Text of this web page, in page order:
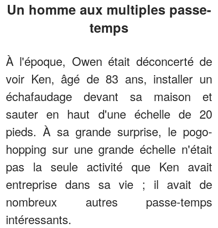
Un homme aux multiples passe-
temps
À l'époque, Owen était déconcerté de
voir Ken, âgé de 83 ans, installer un
échafaudage devant sa maison et
sauter en haut d'une échelle de 20
pieds. À sa grande surprise, le pogo-
hopping sur une grande échelle n'était
pas la seule activité que Ken avait
entreprise dans sa vie ; il avait de
nombreux autres passe-temps
intéressants.